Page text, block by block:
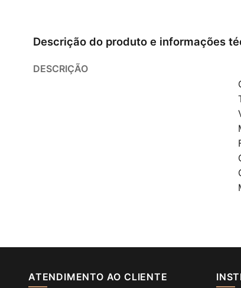
Descrição do produto e informações
DESCRIÇÃO
ATENDIMENTO AO CLIENTE